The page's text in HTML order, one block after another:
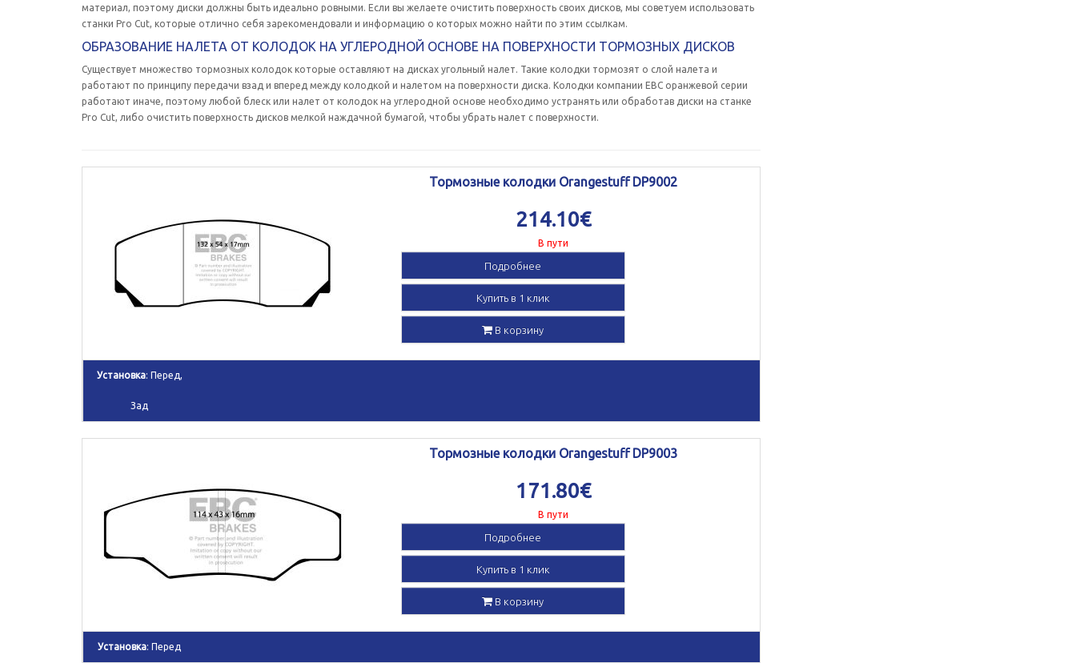
материал, поэтому диски должны быть идеально ровными. Если вы желаете очистить поверхность своих дисков, мы советуем использовать
станки Pro Cut, которые отлично себя зарекомендовали и информацию о которых можно найти по этим ссылкам.
ОБРАЗОВАНИЕ НАЛЕТА ОТ КОЛОДОК НА УГЛЕРОДНОЙ ОСНОВЕ НА ПОВЕРХНОСТИ ТОРМОЗНЫХ ДИСКОВ
Существует множество тормозных колодок которые оставляют на дисках угольный налет. Такие колодки тормозят о слой налета и
работают по принципу передачи взад и вперед между колодкой и налетом на поверхности диска. Колодки компании EBC оранжевой серии
работают иначе, поэтому любой блеск или налет от колодок на углеродной основе необходимо устранять или обработав диски на станке
Pro Cut, либо очистить поверхность дисков мелкой наждачной бумагой, чтобы убрать налет с поверхности.
Тормозные колодки Orangestuff DP9002
214.10€
В пути
Подробнее
Купить в 1 клик
В корзину
Установка: Перед,
Зад
Тормозные колодки Orangestuff DP9003
171.80€
В пути
Подробнее
Купить в 1 клик
В корзину
Установка: Перед